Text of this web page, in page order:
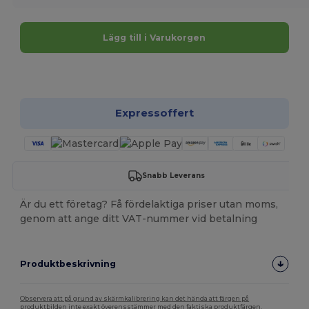
Lägg till i Varukorgen
Expressoffert
Snabb Leverans
Är du ett företag? Få fördelaktiga priser utan moms,
genom att ange ditt VAT-nummer vid betalning
Produktbeskrivning
Observera att på grund av skärmkalibrering kan det hända att färgen på
produktbilden inte exakt överensstämmer med den faktiska produktfärgen.